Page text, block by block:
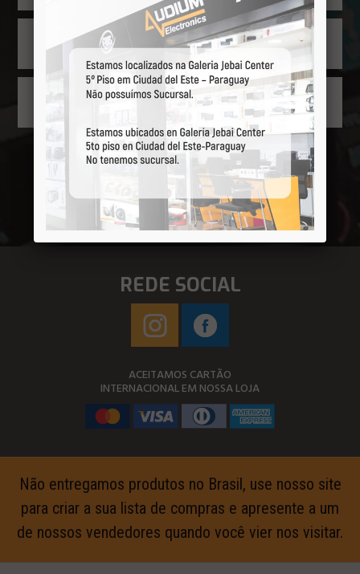
REDE SOCIAL
ACEITAMOS CARTÃO
INTERNACIONAL EM NOSSA LOJA
Não entregamos produtos no Brasil, use nosso site
para criar a sua lista de compras e apresente a um
de nossos vendedores quando você vier nos visitar.